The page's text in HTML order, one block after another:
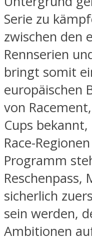
Serie zu
zwischen den
Rennserien
bringt somit
europäischen
von
Cups
Race-
Programm
sicherlich
sein werden,
Ambitionen